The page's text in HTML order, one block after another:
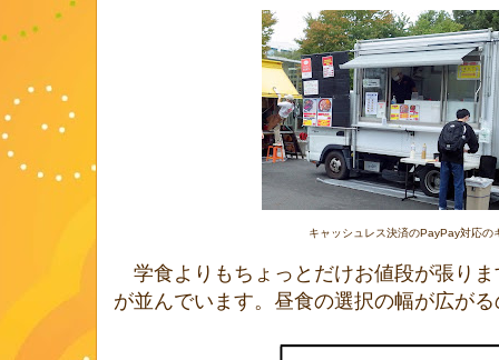
キャッシュレス決済のPayPay対応の
学食よりもちょっとだけお値段が張り
が並んでいます。昼食の選択の幅が広が